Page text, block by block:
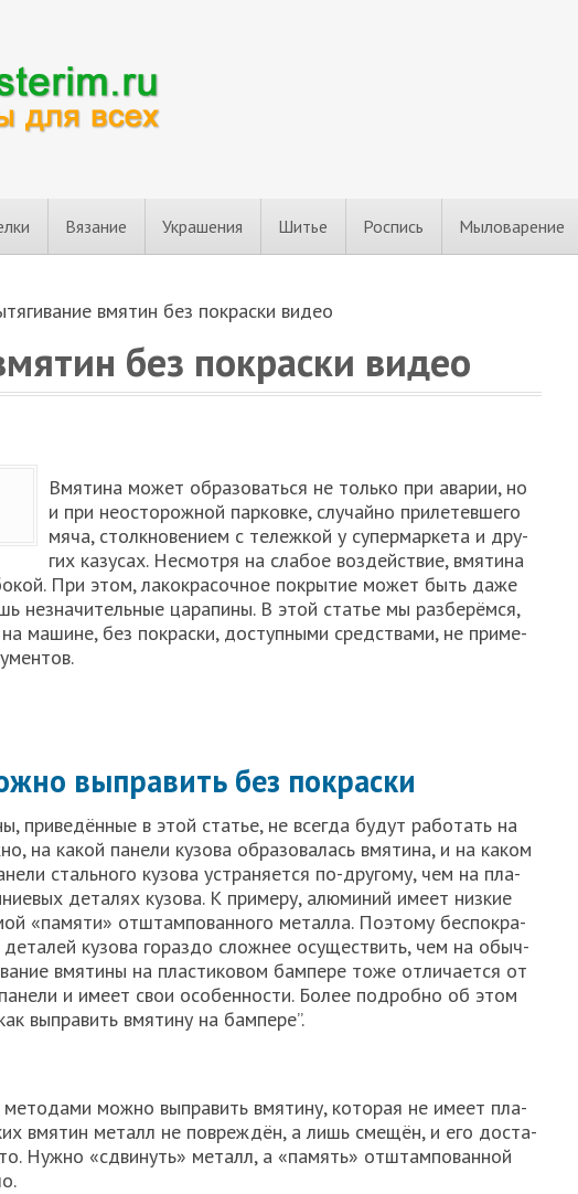
Вязание Украшения Шитье Роспись Мыловарение
вмятин без покраски видео
без покраски видео
Вмя­ти­на может обра­зо­вать­ся не толь­ко при ава­рии, но
и при неосто­рож­ной пар­ков­ке, слу­чай­но при­ле­тев­ше­го
мяча, столк­но­ве­ни­ем с тележ­кой у супер­мар­ке­та и дру­
гих казу­сах. Несмот­ря на сла­бое воз­дей­ствие, вмя­ти­на
При этом, лако­кра­соч­ное покры­тие может быть даже
незна­чи­тель­ные цара­пи­ны. В этой ста­тье мы раз­бе­рём­ся,
машине, без покрас­ки, доступ­ны­ми сред­ства­ми, не при­ме­
выправить без покраски
при­ве­дён­ные в этой ста­тье, не все­гда будут рабо­тать на
на какой пане­ли кузо­ва обра­зо­ва­лась вмя­ти­на, и на каком
сталь­но­го кузо­ва устра­ня­ет­ся по-дру­го­му, чем на пла­
дета­лях кузо­ва. К при­ме­ру, алю­ми­ний име­ет низ­кие
«памя­ти» отштам­по­ван­но­го метал­ла. Поэто­му бес­по­кра­
кузо­ва гораз­до слож­нее осу­ще­ствить, чем на обыч­
вмя­ти­ны на пла­сти­ко­вом бам­пе­ре тоже отли­ча­ет­ся от
и име­ет свои осо­бен­но­сти. Более подроб­но об этом
выпра­вить вмя­ти­ну на бам­пе­ре”.
мож­но выпра­вить вмя­ти­ну, кото­рая не име­ет пла­
вмя­тин металл не повре­ждён, а лишь сме­щён, и его доста­
Нуж­но «сдви­нуть» металл, а «память» отштам­по­ван­ной